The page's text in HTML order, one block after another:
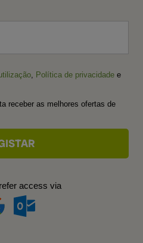
Política de privacidade e
receber as melhores ofertas de
access via